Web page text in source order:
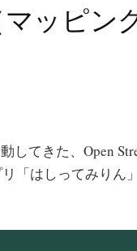
ッピン
してきた、Open
「はしってみりん